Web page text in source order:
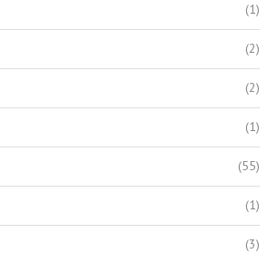
(1)
(2)
(2)
(1)
(55)
(1)
(3)